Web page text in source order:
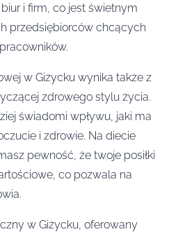
i firm, co jest świetnym
przedsiębiorców chcących
w Giżycku wynika także z
zdrowego stylu życia.
świadomi wpływu, jaki ma
i zdrowie. Na diecie
pewność, że twoje posiłki
co pozwala na
w Giżycku, oferowany